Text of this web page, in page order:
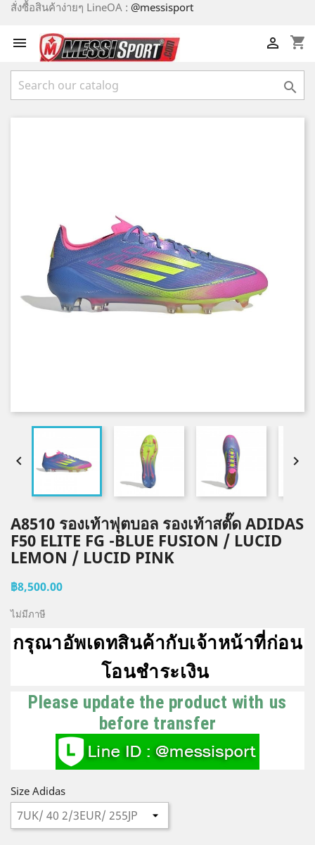
สั่งซื้อสินค้าง่ายๆ LineOA : @messisport
 shopping_cart


 
A8510 รองเท้าฟุตบอล รองเท้าสตั๊ด ADIDAS
F50 ELITE FG -BLUE FUSION / LUCID
LEMON / LUCID PINK
฿8,500.00
ไม่มีภาษี
กรุณาอัพเดทสินค้ากับเจ้าหน้าที่ก่อน
โอนชำระเงิน
Please update the product with us
before transfer
Size Adidas